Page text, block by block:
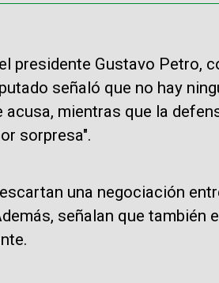
presidente Gustavo Petro,
señaló que no hay
mientras que la
sorpresa".
una negociación
señalan que también